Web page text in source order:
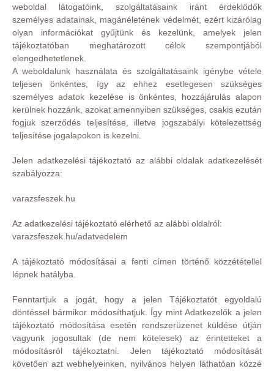
weboldal látogatóink, szolgáltatásaink iránt érdeklődők
személyes adatainak, magánéletének védelmét, ezért kizárólag
olyan információkat gyűjtünk és kezelünk, amelyek jelen
tájékoztatóban meghatározott célok szempontjából
elengedhetetlenek.
A weboldalunk használata és szolgáltatásaink igénybe vétele
teljesen önkéntes, így az ehhez esetlegesen szükséges
személyes adatok kezelése is önkéntes, hozzájárulás alapon
kerülnek hozzánk, azokat amennyiben szükséges, csakis ezután
fogjuk szerződés teljesítése, illetve jogszabályi kötelezettség
teljesítése jogalapokon is kezelni.
Jelen adatkezelési tájékoztató az alábbi oldalak adatkezelését
szabályozza:
varazsfeszek.hu
Az adatkezelési tájékoztató elérhető az alábbi oldalról:
varazsfeszek.hu/adatvedelem
A tájékoztató módosításai a fenti címen történő közzététellel
lépnek hatályba.
Fenntartjuk a jogát, hogy a jelen Tájékoztatót egyoldalú
döntéssel bármikor módosíthatjuk. Így mint Adatkezelők a jelen
tájékoztató módosítása esetén rendszerüzenet küldése útján
vagyunk jogosultak (de nem kötelesek) az érintetteket a
módosításról tájékoztatni. Jelen tájékoztató módosítását
követően azt webhelyeinken, nyilvános helyen láthatóan közzé